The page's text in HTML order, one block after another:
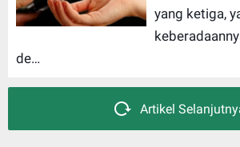
yang ketiga,
de…
Artikel